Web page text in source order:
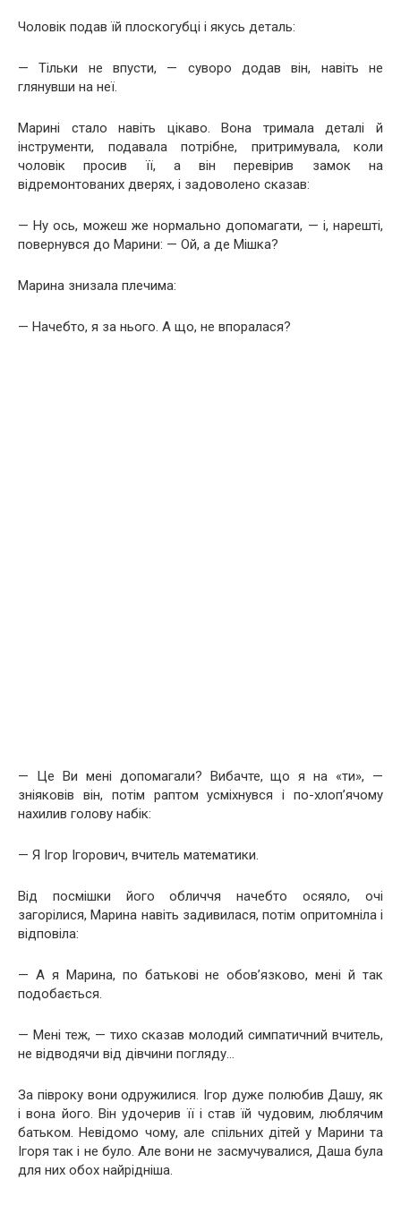
Чоловік подав їй плоскогубці і якусь деталь:
— Тільки не впусти, — суворо додав він, навіть не
глянувши на неї.
Марині стало навіть цікаво. Вона тримала деталі й
інструменти, подавала потрібне, притримувала, коли
чоловік просив її, а він перевірив замок на
відремонтованих дверях, і задоволено сказав:
— Ну ось, можеш же нормально допомагати, — і, нарешті,
повернувся до Марини: — Ой, а де Мішка?
Марина знизала плечима:
— Начебто, я за нього. А що, не впоралася?
— Це Ви мені допомагали? Вибачте, що я на «ти», —
зніяковів він, потім раптом усміхнувся і по-хлоп’ячому
нахилив голову набік:
— Я Ігор Ігорович, вчитель математики.
Від посмішки його обличчя начебто осяяло, очі
загорілися, Марина навіть задивилася, потім опритомніла і
відповіла:
— А я Марина, по батькові не обов’язково, мені й так
подобається.
— Мені теж, — тихо сказав молодий симпатичний вчитель,
не відводячи від дівчини погляду…
За півроку вони одружилися. Ігор дуже полюбив Дашу, як
і вона його. Він удочерив її і став їй чудовим, люблячим
батьком. Невідомо чому, але спільних дітей у Марини та
Ігоря так і не було. Але вони не засмучувалися, Даша була
для них обох найрідніша.